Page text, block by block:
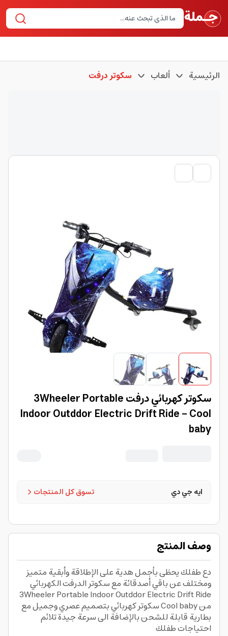
الرئيسية ألعاب سكوتر درفت
سكوتر كهربائي درفت 3Wheeler Portable
Indoor Outddor Electric Drift Ride - Cool
baby
تسوق كل المنتجات ايه جي دي
وصف المنتج
دع طفلك يحظى بأجمل هدية على الإطلاقة وأبقية متميز
ومختلف عن باقي أصدقائة مع سكوتر الدرفت الكهربائي
3Wheeler Portable Indoor Outddor Electric Drift Ride
من Cool baby سكوتر كهربائي بتصميم عصري وجميل مع
بطارية قابلة للشحن بالإضافة الى سرعة جيدة تلائم
احتياجات طفلك